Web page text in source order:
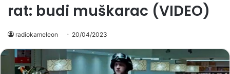
rat: budi muškarac (VIDEO)
radiokameleon 20/04/2023